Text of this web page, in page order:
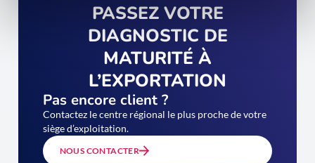
PASSEZ VOTRE
DIAGNOSTIC DE
MATURITÉ À
L’EXPORTATION
Pas encore client ?
Contactez le centre régional le plus proche de votre
siège d’exploitation.
NOUS CONTACTER